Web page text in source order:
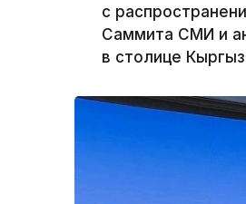
с
Саммита СМИ и
в столице